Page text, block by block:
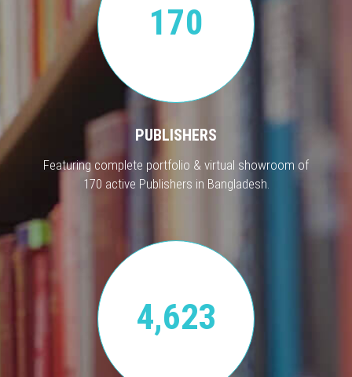
170
PUBLISHERS
Featuring complete portfolio & virtual showroom of
170 active Publishers in Bangladesh.
4,623